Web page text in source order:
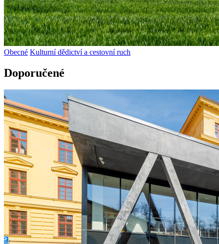
Obecné Kulturní dědictví a cestovní ruch
Doporučené